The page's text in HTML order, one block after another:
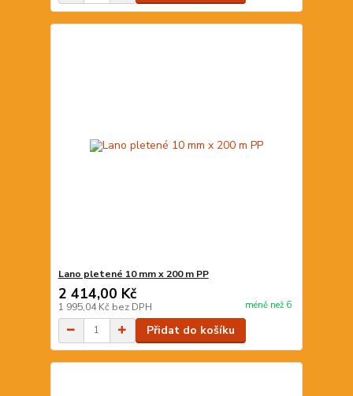
Lano pletené 10 mm x 200 m PP
2 414,00 Kč
1 995,04 Kč bez DPH méně než 6
Přidat do košíku